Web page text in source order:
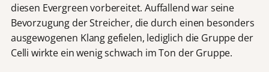
diesen Evergreen vorbereitet. Auffallend war seine
Bevorzugung der Streicher, die durch einen besonders
ausgewogenen Klang gefielen, lediglich die Gruppe der
Celli wirkte ein wenig schwach im Ton der Gruppe.